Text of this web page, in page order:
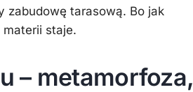
zabudowę tarasową. Bo jak
materii staje.
– metamorfoza,